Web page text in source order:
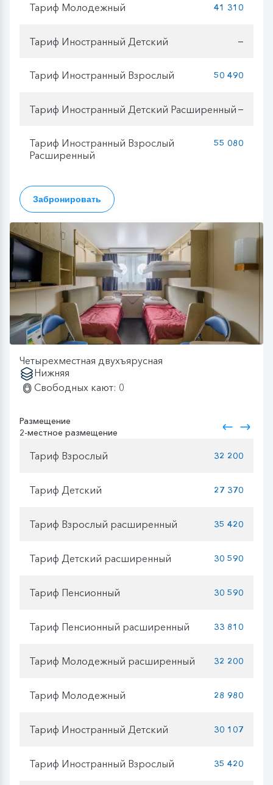
Тариф Молодежный 41 310
Тариф Иностранный Детский —
Тариф Иностранный Взрослый 50 490
Тариф Иностранный Детский Расширенный —
Тариф Иностранный Взрослый
Расширенный
55 080
Забронировать
Четырехместная двухъярусная
Нижняя
Свободных кают: 0
Размещение
2-местное размещение
Тариф Взрослый 32 200
Тариф Детский 27 370
Тариф Взрослый расширенный 35 420
Тариф Детский расширенный 30 590
Тариф Пенсионный 30 590
Тариф Пенсионный расширенный 33 810
Тариф Молодежный расширенный 32 200
Тариф Молодежный 28 980
Тариф Иностранный Детский 30 107
Тариф Иностранный Взрослый 35 420